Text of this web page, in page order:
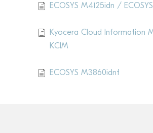
ECOSYS M4125idn /
Kyocera Cloud Information
KCIM
ECOSYS M3860idnf